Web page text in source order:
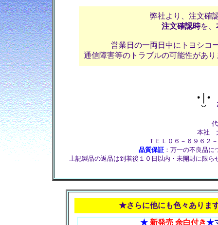
弊社より、注文確
注文確認時を、
営業日の一両日中にトヨシコ
通信障害等のトラブルの可能性があ
本社
ＴＥＬ０６－６９６２
品質保証 ：万一の不良品
上記製品の返品は到着後１０日以内・未開封に限
★さらに他にも色々ありま
★ 新発売 余白付き★